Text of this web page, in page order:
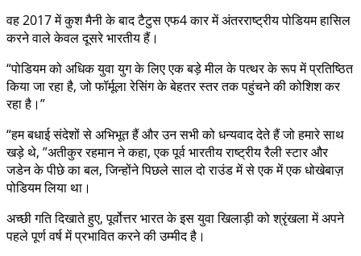
वह 2017 में कुश मैनी के बाद टैटुस एफ4 कार में अंतरराष्ट्रीय पोडियम हासिल
करने वाले केवल दूसरे भारतीय हैं।
“पोडियम को अधिक युवा युग के लिए एक बड़े मील के पत्थर के रूप में प्रतिष्ठित
किया जा रहा है, जो फॉर्मूला रेसिंग के बेहतर स्तर तक पहुंचने की कोशिश कर
रहा है।”
“हम बधाई संदेशों से अभिभूत हैं और उन सभी को धन्यवाद देते हैं जो हमारे साथ
खड़े थे, ”अतीकुर रहमान ने कहा, एक पूर्व भारतीय राष्ट्रीय रैली स्टार और
जडेन के पीछे का बल, जिन्होंने पिछले साल दो राउंड में से एक में एक धोखेबाज़
पोडियम लिया था।
अच्छी गति दिखाते हुए, पूर्वोत्तर भारत के इस युवा खिलाड़ी को श्रृंखला में अपने
पहले पूर्ण वर्ष में प्रभावित करने की उम्मीद है।